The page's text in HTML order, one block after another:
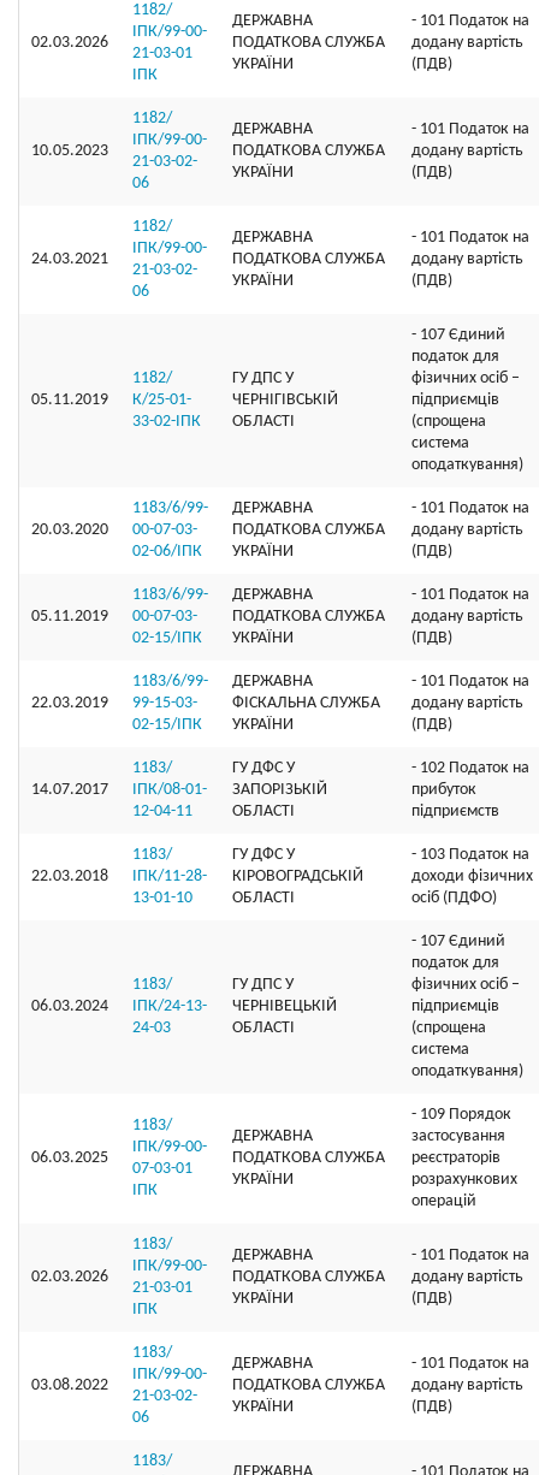
02.03.2026
1182/
ІПК/99-00-
21-03-01
ІПК
ДЕРЖАВНА
ПОДАТКОВА СЛУЖБА
УКРАЇНИ
- 101 Податок на
додану вартість
(ПДВ)
10.05.2023
1182/
ІПК/99-00-
21-03-02-
06
ДЕРЖАВНА
ПОДАТКОВА СЛУЖБА
УКРАЇНИ
- 101 Податок на
додану вартість
(ПДВ)
24.03.2021
1182/
ІПК/99-00-
21-03-02-
06
ДЕРЖАВНА
ПОДАТКОВА СЛУЖБА
УКРАЇНИ
- 101 Податок на
додану вартість
(ПДВ)
05.11.2019
1182/
К/25-01-
33-02-ІПК
ГУ ДПС У
ЧЕРНІГІВСЬКІЙ
ОБЛАСТІ
- 107 Єдиний
податок для
фізичних осіб –
підприємців
(спрощена
система
оподаткування)
20.03.2020
1183/6/99-
00-07-03-
02-06/ІПК
ДЕРЖАВНА
ПОДАТКОВА СЛУЖБА
УКРАЇНИ
- 101 Податок на
додану вартість
(ПДВ)
05.11.2019
1183/6/99-
00-07-03-
02-15/ІПК
ДЕРЖАВНА
ПОДАТКОВА СЛУЖБА
УКРАЇНИ
- 101 Податок на
додану вартість
(ПДВ)
22.03.2019
1183/6/99-
99-15-03-
02-15/ІПК
ДЕРЖАВНА
ФІСКАЛЬНА СЛУЖБА
УКРАЇНИ
- 101 Податок на
додану вартість
(ПДВ)
14.07.2017
1183/
ІПК/08-01-
12-04-11
ГУ ДФС У
ЗАПОРIЗЬКIЙ
ОБЛАСТI
- 102 Податок на
прибуток
підприємств
22.03.2018
1183/
ІПК/11-28-
13-01-10
ГУ ДФС У
КIРОВОГРАДСЬКIЙ
ОБЛАСТI
- 103 Податок на
доходи фізичних
осіб (ПДФО)
06.03.2024
1183/
ІПК/24-13-
24-03
ГУ ДПС У
ЧЕРНІВЕЦЬКІЙ
ОБЛАСТІ
- 107 Єдиний
податок для
фізичних осіб –
підприємців
(спрощена
система
оподаткування)
06.03.2025
1183/
ІПК/99-00-
07-03-01
ІПК
ДЕРЖАВНА
ПОДАТКОВА СЛУЖБА
УКРАЇНИ
- 109 Порядок
застосування
реєстраторів
розрахункових
операцій
02.03.2026
1183/
ІПК/99-00-
21-03-01
ІПК
ДЕРЖАВНА
ПОДАТКОВА СЛУЖБА
УКРАЇНИ
- 101 Податок на
додану вартість
(ПДВ)
03.08.2022
1183/
ІПК/99-00-
21-03-02-
06
ДЕРЖАВНА
ПОДАТКОВА СЛУЖБА
УКРАЇНИ
- 101 Податок на
додану вартість
(ПДВ)
1183/